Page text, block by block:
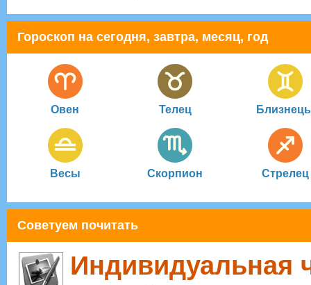
Гороскоп на сегодня, завтра, месяц, год
Овен Телец
Весы Скорпион Стрелец
Советуем почитать
Индивидуальная